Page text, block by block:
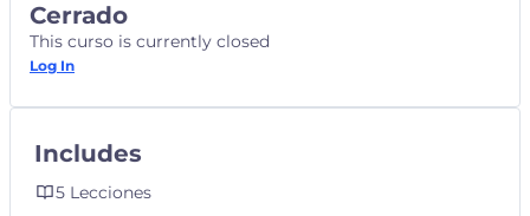
Cerrado
This curso is currently closed
Log In
Includes
5 Lecciones